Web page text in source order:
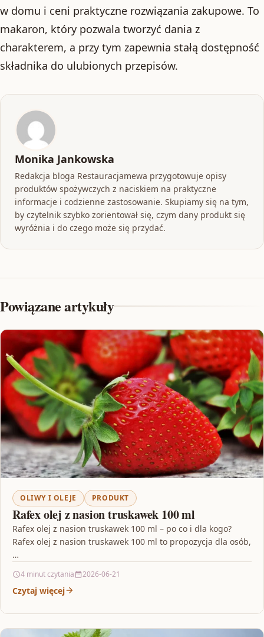
w domu i ceni praktyczne rozwiązania zakupowe. To
makaron, który pozwala tworzyć dania z
charakterem, a przy tym zapewnia stałą dostępność
składnika do ulubionych przepisów.
Monika Jankowska
Redakcja bloga Restauracjamewa przygotowuje opisy
produktów spożywczych z naciskiem na praktyczne
informacje i codzienne zastosowanie. Skupiamy się na tym,
by czytelnik szybko zorientował się, czym dany produkt się
wyróżnia i do czego może się przydać.
Powiązane artykuły
OLIWY I OLEJE PRODUKT
Rafex olej z nasion truskawek 100 ml
Rafex olej z nasion truskawek 100 ml – po co i dla kogo?
Rafex olej z nasion truskawek 100 ml to propozycja dla osób,
…
4 minut czytania 2026-06-21
Czytaj więcej